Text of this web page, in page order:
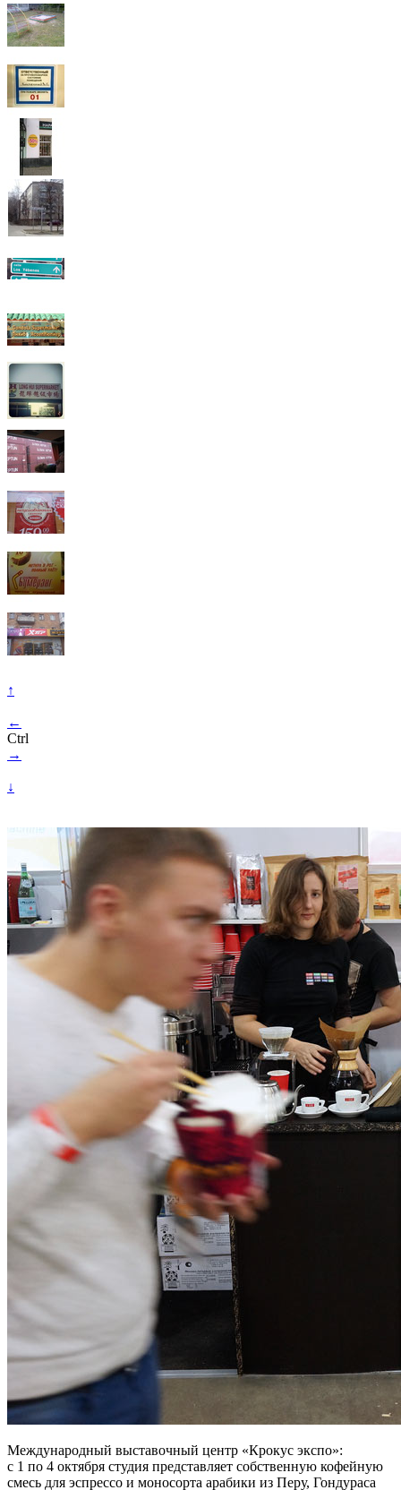
↑
←
Ctrl
→
↓
Международный выставочный центр «Крокус экспо»:
с 1 по 4 октября студия представляет собственную кофейную
смесь для эспрессо и моносорта арабики из Перу, Гондураса